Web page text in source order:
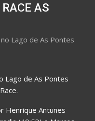
AS
Lago de As Pontes
Lago de As Pontes
Henrique Antunes